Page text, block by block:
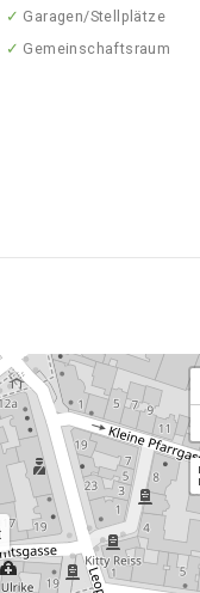
✓ Garagen/Stellplätze
✓ Gemeinschaftsraum